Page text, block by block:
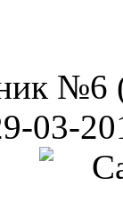
№6
03-